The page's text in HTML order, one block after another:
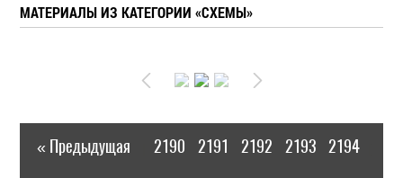
МАТЕРИАЛЫ ИЗ КАТЕГОРИИ «СХЕМЫ»
« Предыдущая 2190 2191 2192 2193 2194